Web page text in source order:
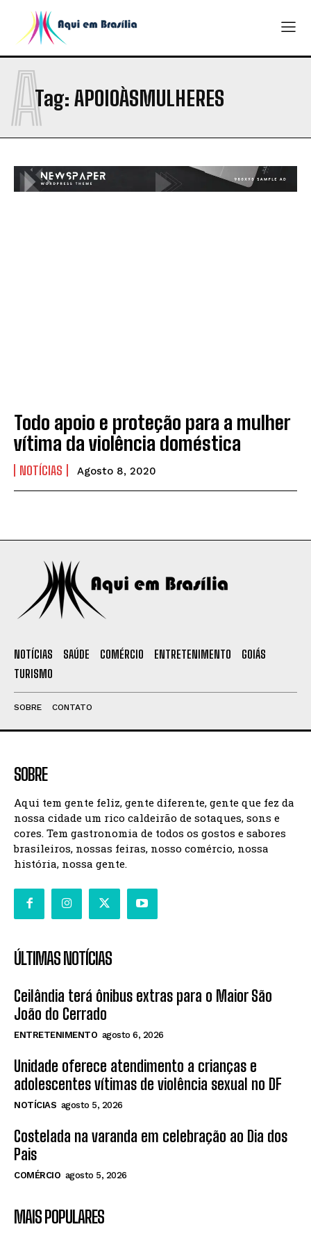
Tag: APOIOÀSMULHERES
A
Todo apoio e proteção para a mulher
vítima da violência doméstica
NOTÍCIAS Agosto 8, 2020
NOTÍCIAS SAÚDE COMÉRCIO ENTRETENIMENTO
GOIÁS
TURISMO
SOBRE CONTATO
SOBRE
Aqui tem gente feliz, gente diferente, gente que fez da
nossa cidade um rico caldeirão de sotaques, sons e
cores. Tem gastronomia de todos os gostos e sabores
brasileiros, nossas feiras, nosso comércio, nossa
história, nossa gente.
ÚLTIMAS NOTÍCIAS
Ceilândia terá ônibus extras para o Maior São
João do Cerrado
ENTRETENIMENTO agosto 6, 2026
Unidade oferece atendimento a crianças e
adolescentes vítimas de violência sexual no DF
NOTÍCIAS agosto 5, 2026
Costelada na varanda em celebração ao Dia dos
Pais
COMÉRCIO agosto 5, 2026
MAIS POPULARES